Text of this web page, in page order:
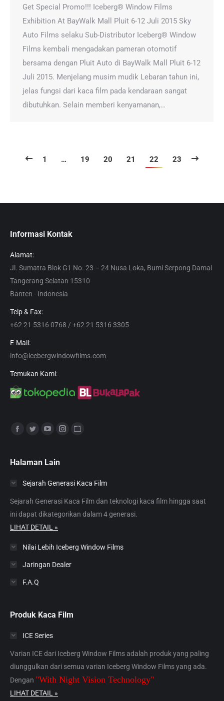
Get Special Promo!!! Iceberg® Window Films
Exhibition At BayWalk Mall Pluit 6-12 Juli 2015 Sky
Auto Films selaku Sub-Distributor Iceberg® Window
Films kembali mengadakan pameran otomotif
bersama dengan Pluit Auto di BayWalk Mall Pluit 6-12
Juli 2015. Menjelang musim mudik Lebaran tahun ini,
jelas fungsi dari kaca film pada kendaraan sangat
dibutuhkan. Selain memberi kenyamanan,…
1 … 19 20 21 22 23
Informasi Kontak
Alamat:
Jl. Sumatra Blok G1 No. 23 – 24 Nusa Loka, Bumi Serpong Damai
Tangerang Selatan 15310
Banten - Indonesia
Telp & Fax:
+62 21 5316 0768 / +62 21 5316 3305
E-Mail:
info@icebergwindowfilms.com
Temukan Kami:
Find us on:
opens
new
window
opens
new
window
opens
new
window
new
window
new
window
Halaman Lain
Sejarah Generasi Kaca Film
Sejarah Generasi Kaca Film dan teknologi kaca film hingga saat
ini dapat dikategorikan dalam 4 generasi.
LIHAT DETAIL »
Nilai Lebih Iceberg Window Films
Jaringan Dealer
F.A.Q
Produk Kaca Film
ICE Series
Varian ICE dari Iceberg Window Films adalah produk yang paling
diunggulkan dari semua varian Iceberg Window Films yang ada.
Dengan "With Night Vision Technology"
LIHAT DETAIL »